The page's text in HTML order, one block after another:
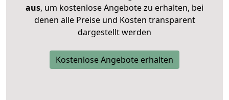
aus, um kostenlose Angebote zu erhalten, bei
denen alle Preise und Kosten transparent
dargestellt werden
Kostenlose Angebote erhalten